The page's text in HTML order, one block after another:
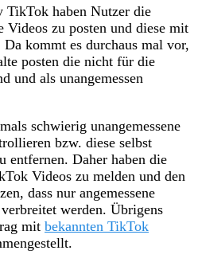
haben Nutzer die
zu posten und diese mit
kommt es durchaus mal vor,
posten die nicht für die
und als unangemessen
schwierig unangemessene
bzw. diese selbst
entfernen. Daher haben die
Videos zu melden und den
dass nur angemessene
werden. Übrigens
mit bekannten TikTok